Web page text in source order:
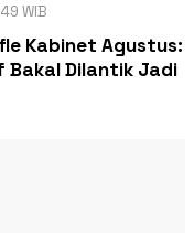
WIB
Kabinet Agustus:
Bakal Dilantik Jadi